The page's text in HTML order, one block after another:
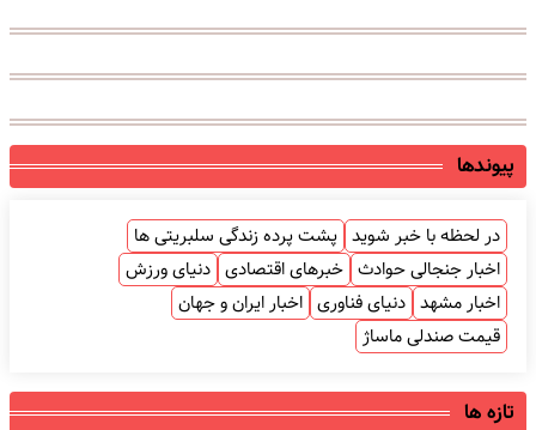
پیوندها
در لحظه با خبر شوید پشت پرده زندگی سلبریتی ها
اخبار جنجالی حوادث خبرهای اقتصادی دنیای ورزش
اخبار مشهد دنیای فناوری اخبار ایران و جهان
قیمت صندلی ماساژ
تازه ها